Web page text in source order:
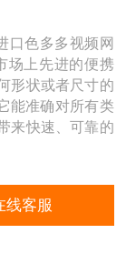
口色多多视频网
场上先进的便携
形状或者尺寸的
能准确对所有类
来快速、可靠的
线客服